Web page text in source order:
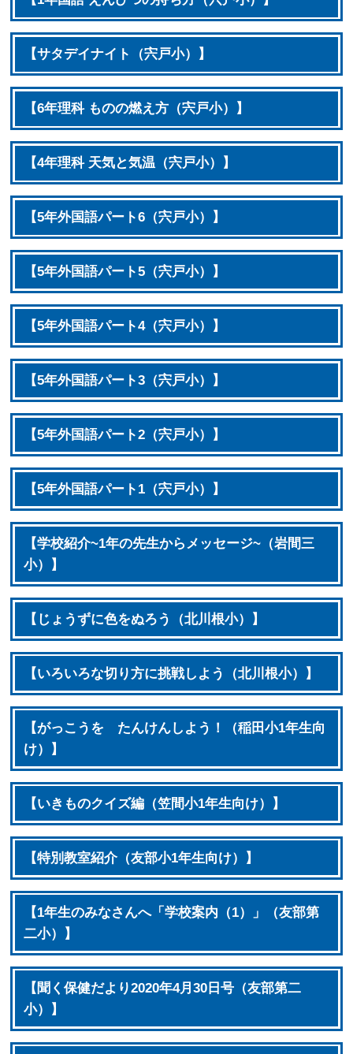
【サタデイナイト（宍戸小）】
【6年理科 ものの燃え方（宍戸小）】
【4年理科 天気と気温（宍戸小）】
【5年外国語パート6（宍戸小）】
【5年外国語パート5（宍戸小）】
【5年外国語パート4（宍戸小）】
【5年外国語パート3（宍戸小）】
【5年外国語パート2（宍戸小）】
【5年外国語パート1（宍戸小）】
【学校紹介~1年の先生からメッセージ~（岩間三
小）】
【じょうずに色をぬろう（北川根小）】
【いろいろな切り方に挑戦しよう（北川根小）】
【がっこうを たんけんしよう！（稲田小1年生向
け）】
【いきものクイズ編（笠間小1年生向け）】
【特別教室紹介（友部小1年生向け）】
【1年生のみなさんへ「学校案内（1）」（友部第
二小）】
【聞く保健だより2020年4月30日号（友部第二
小）】